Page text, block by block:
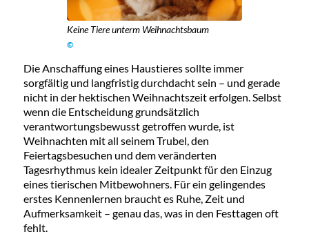
Keine Tiere unterm Weihnachtsbaum
©
Die Anschaffung eines Haustieres sollte immer
sorgfältig und langfristig durchdacht sein – und gerade
nicht in der hektischen Weihnachtszeit erfolgen. Selbst
wenn die Entscheidung grundsätzlich
verantwortungsbewusst getroffen wurde, ist
Weihnachten mit all seinem Trubel, den
Feiertagsbesuchen und dem veränderten
Tagesrhythmus kein idealer Zeitpunkt für den Einzug
eines tierischen Mitbewohners. Für ein gelingendes
erstes Kennenlernen braucht es Ruhe, Zeit und
Aufmerksamkeit – genau das, was in den Festtagen oft
fehlt.